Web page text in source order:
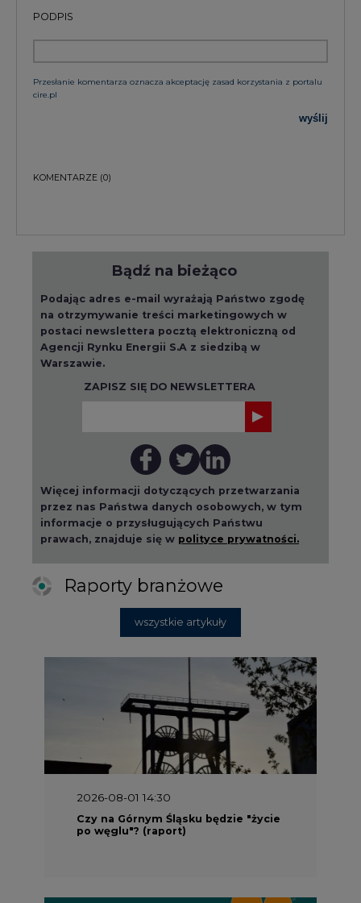
Przesłanie komentarza oznacza akceptację zasad korzystania z portalu
Podając adres e-mail wyrażają Państwo zgodę
na otrzymywanie treści marketingowych w
postaci newslettera pocztą elektroniczną od
Agencji Rynku Energii S.A z siedzibą w
Warszawie.
ZAPISZ SIĘ DO NEWSLETTERA
Więcej informacji dotyczących przetwarzania
przez nas Państwa danych osobowych, w tym
informacje o przysługujących Państwu
prawach, znajduje się w polityce prywatności.
Raporty branżowe
2026-08-01 14:30
Czy na Górnym Śląsku będzie "życie
po węglu"? (raport)